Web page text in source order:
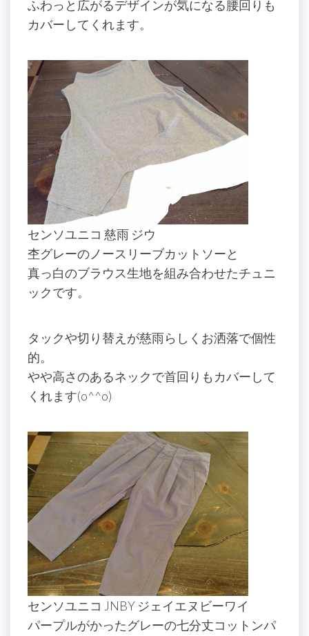
ふわっと広がるデザインが気になる腰回りも
カバーしてくれます。
センソユニコ 慈雨 ジウ
杢グレーのノースリーブカットソーと
真っ白のブラウス生地を組み合わせたチュニ
ックです。
タックや切り替えが慈雨らしくお洒落で個性
的。
やや高さのあるネックで首回りもカバーして
くれます(o^^o)
センソユニコ JNBY ジェイエヌビーワイ
パープルがかったグレーの七分丈コットンパ